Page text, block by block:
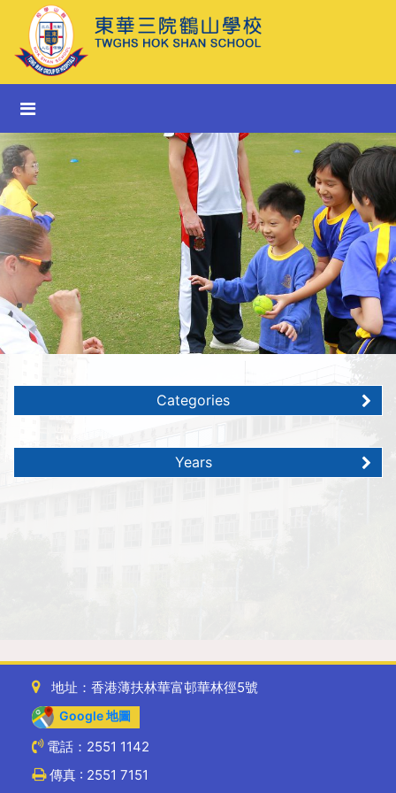
Categories
Years
地址：香港薄扶林華富邨華林徑5號
Google 地圖
電話：2551 1142
傳真 : 2551 7151